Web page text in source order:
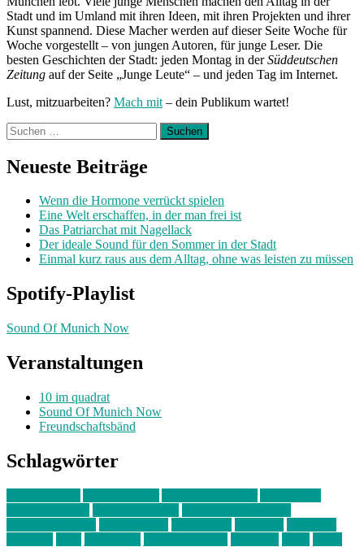
Stadt und im Umland mit ihren Ideen, mit ihren Projekten und ihrer
Kunst spannend. Diese Macher werden auf dieser Seite Woche für
Woche vorgestellt – von jungen Autoren, für junge Leser. Die
besten Geschichten der Stadt: jeden Montag in derSüddeutschen
Zeitung auf der Seite „Junge Leute“ – und jeden Tag im Internet.
Lust, mitzuarbeiten? Mach mit – dein Publikum wartet!
Suchen
nach:
Neueste Beiträge
Wenn die Hormone verrückt spielen
Eine Welt erschaffen, in der man frei ist
Das Patriarchat mit Nagellack
Der ideale Sound für den Sommer in der Stadt
Einmal kurz raus aus dem Alltag, ohne was leisten zu müssen
Spotify-Playlist
Sound Of Munich Now
Veranstaltungen
10 im quadrat
Sound Of Munich Now
Freundschaftsbänd
Schlagwörter